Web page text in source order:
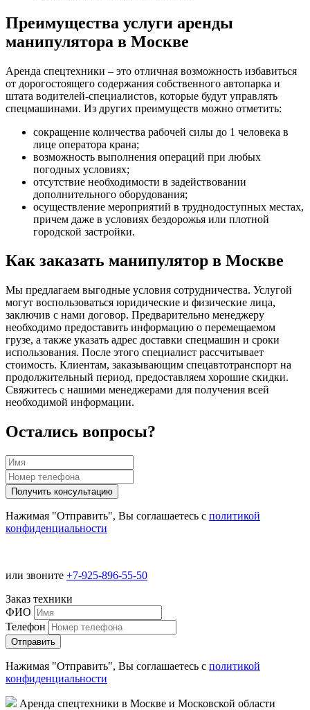
Преимущества услуги аренды
манипулятора в Москве
Аренда спецтехники – это отличная возможность избавиться
от дорогостоящего содержания собственного автопарка и
штата водителей-специалистов, которые будут управлять
спецмашинами. Из других преимуществ можно отметить:
сокращение количества рабочей силы до 1 человека в
лице оператора крана;
возможность выполнения операций при любых
погодных условиях;
отсутствие необходимости в задействовании
дополнительного оборудования;
осуществление мероприятий в труднодоступных местах,
причем даже в условиях бездорожья или плотной
городской застройки.
Как заказать манипулятор в Москве
Мы предлагаем выгодные условия сотрудничества. Услугой
могут воспользоваться юридические и физические лица,
заключив с нами договор. Предварительно менеджеру
необходимо предоставить информацию о перемещаемом
грузе, а также указать адрес доставки спецмашин и сроки
использования. После этого специалист рассчитывает
стоимость. Клиентам, заказывающим спецавтотранспорт на
продолжительный период, предоставляем хорошие скидки.
Свяжитесь с нашими менеджерами для получения всей
необходимой информации.
Остались вопросы?
Нажимая "Отправить", Вы соглашаетесь с политикой
конфиденциальности
или звоните +7-925-896-55-50
Заказ техники
ФИО
Телефон
Нажимая "Отправить", Вы соглашаетесь с политикой
конфиденциальности
Аренда спецтехники в Москве и Московской области